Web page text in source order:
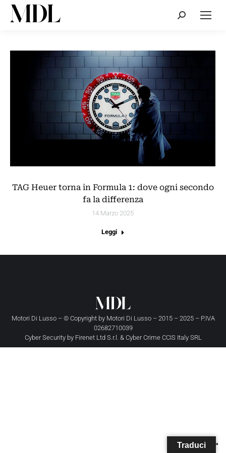
Cerca:
TAG Heuer torna in Formula 1: dove ogni secondo
fa la differenza
14 Marzo 2025
Leggi
Motori Di Lusso – © Copyright by Motori Di Lusso– 2015 – 2025 – P.IVA
02682710039
Cyber Security by Firenet Ltd S.r.l. & Cyber Crime CCIS Italy SRL
Traduci